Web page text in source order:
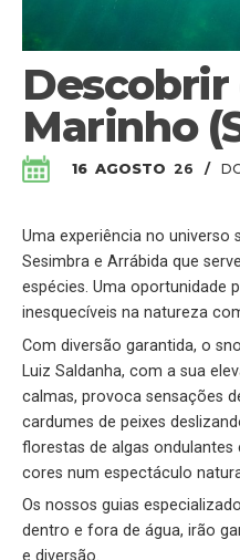
Descobrir
Marinho
16 AGOSTO 26 /
Uma experiência no universo
Sesimbra e Arrábida que
espécies. Uma oportunidade
inesquecíveis na natureza
Com diversão garantida, o
Luiz Saldanha, com a sua
calmas, provoca sensações
cardumes de peixes
florestas de algas
cores num espectáculo
Os nossos guias
dentro e fora de água, irão